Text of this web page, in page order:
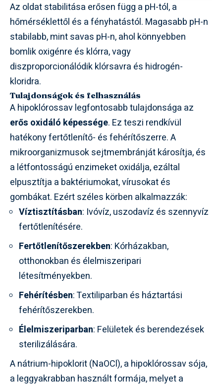
Az oldat stabilitása erősen függ a pH-tól, a
hőmérséklettől és a fényhatástól. Magasabb pH-n
stabilabb, mint savas pH-n, ahol könnyebben
bomlik oxigénre és klórra, vagy
diszproporcionálódik klórsavra és hidrogén-
kloridra.
Tulajdonságok és felhasználás
A hipoklórossav legfontosabb tulajdonsága az
erős oxidáló képessége. Ez teszi rendkívül
hatékony fertőtlenítő- és fehérítőszerre. A
mikroorganizmusok sejtmembránját károsítja, és
a létfontosságú enzimeket oxidálja, ezáltal
elpusztítja a baktériumokat, vírusokat és
gombákat. Ezért széles körben alkalmazzák:
Víztisztításban: Ivóvíz, uszodavíz és szennyvíz
fertőtlenítésére.
Fertőtlenítőszerekben: Kórházakban,
otthonokban és élelmiszeripari
létesítményekben.
Fehérítésben: Textiliparban és háztartási
fehérítőszerekben.
Élelmiszeriparban: Felületek és berendezések
sterilizálására.
A nátrium-hipoklorit (NaOCl), a hipoklórossav sója,
a leggyakrabban használt formája, melyet a